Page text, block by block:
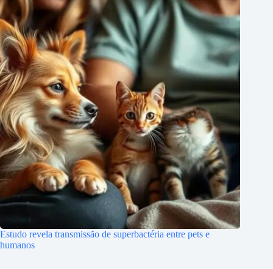
Estudo revela transmissão de superbactéria entre pets e
humanos